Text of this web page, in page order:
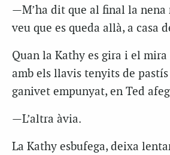
—M’ha dit que al final la nena
veu que es queda allà, a casa
Quan la Kathy es gira i el
amb els llavis tenyits de
ganivet empunyat, en Ted
—L’altra àvia.
La Kathy esbufega, deixa